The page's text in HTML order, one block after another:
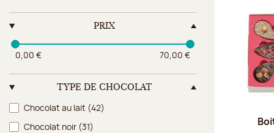
PRIX
0,00 € 70,00 €
TYPE DE CHOCOLAT
Type de chocolat
Chocolat au lait (42)
Chocolat noir (31)